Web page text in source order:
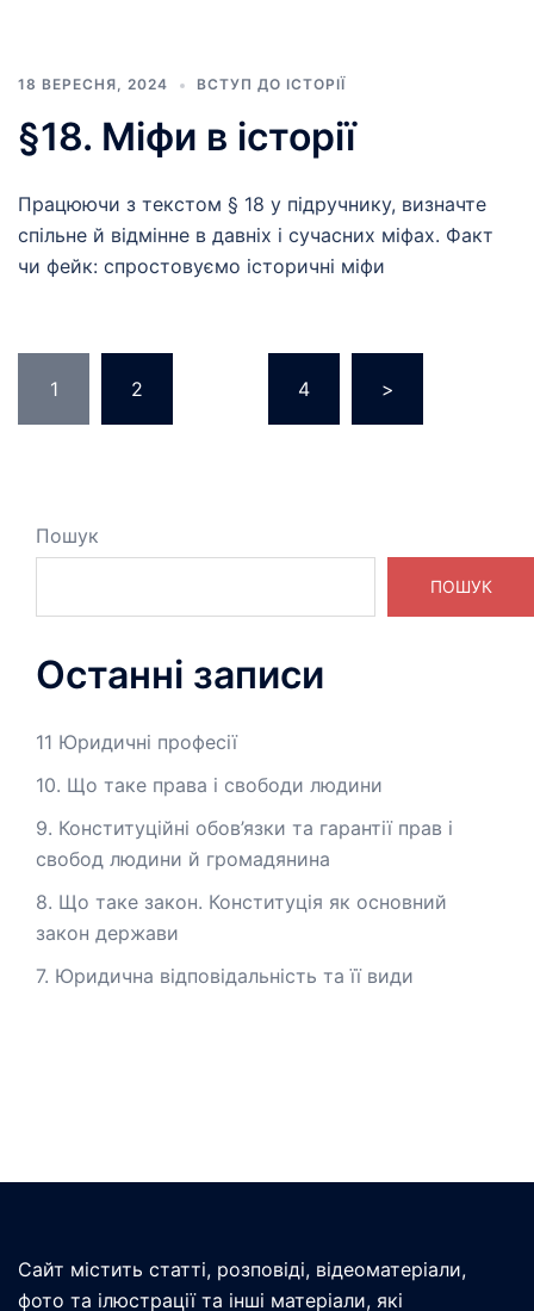
18 ВЕРЕСНЯ, 2024 ВСТУП ДО ІСТОРІЇ
§18. Міфи в історії
Працюючи з текстом § 18 у підручнику, визначте
спільне й відмінне в давніх і сучасних міфах. Факт
чи фейк: спростовуємо історичні міфи
записів
1 2 4 >
Пошук
ПОШУК
Останні записи
11 Юридичні професії
10. Що таке права і свободи людини
9. Конституційні обов’язки та гарантії прав і
свобод людини й громадянина
8. Що таке закон. Конституція як основний
закон держави
7. Юридична відповідальність та її види
Сайт містить статті, розповіді, відеоматеріали,
фото та ілюстрації та інші матеріали, які